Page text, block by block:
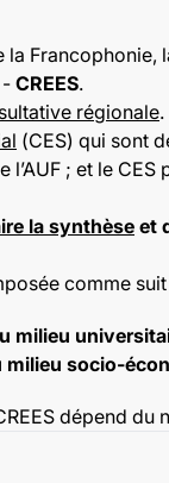
la Francophonie,
- CREES.
régionale
(CES) qui sont
; et le
la synthèse et
comme
milieu
milieu socio-
dépend